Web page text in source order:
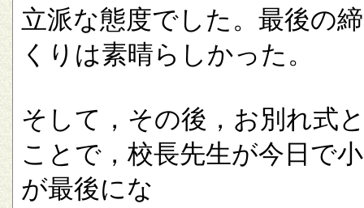
立派な態度でした。最後の
くりは素晴らしかった。
そして，その後，お別れ式
ことで，校長先生が今日で
が最後にな